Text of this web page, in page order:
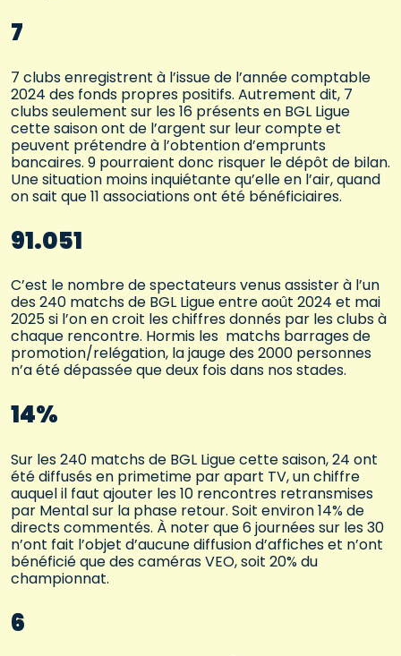
7
7 clubs enregistrent à l’issue de l’année comptable
2024 des fonds propres positifs. Autrement dit, 7
clubs seulement sur les 16 présents en BGL Ligue
cette saison ont de l’argent sur leur compte et
peuvent prétendre à l’obtention d’emprunts
bancaires. 9 pourraient donc risquer le dépôt de bilan.
Une situation moins inquiétante qu’elle en l’air, quand
on sait que 11 associations ont été bénéficiaires.
91.051
C’est le nombre de spectateurs venus assister à l’un
des 240 matchs de BGL Ligue entre août 2024 et mai
2025 si l’on en croit les chiffres donnés par les clubs à
chaque rencontre. Hormis les matchs barrages de
promotion/relégation, la jauge des 2000 personnes
n’a été dépassée que deux fois dans nos stades.
14%
Sur les 240 matchs de BGL Ligue cette saison, 24 ont
été diffusés en primetime par apart TV, un chiffre
auquel il faut ajouter les 10 rencontres retransmises
par Mental sur la phase retour. Soit environ 14% de
directs commentés. À noter que 6 journées sur les 30
n’ont fait l’objet d’aucune diffusion d’affiches et n’ont
bénéficié que des caméras VEO, soit 20% du
championnat.
6